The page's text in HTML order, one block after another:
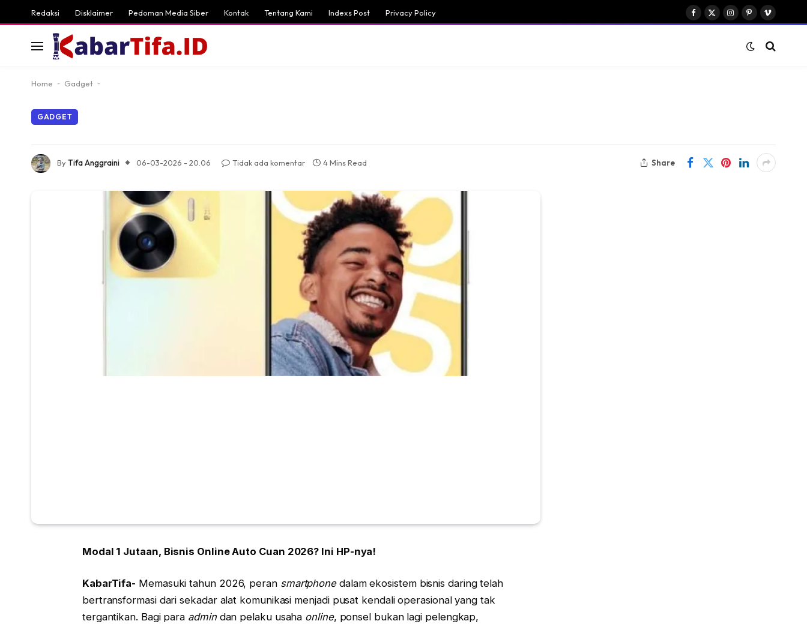
Redaksi Disklaimer Pedoman Media Siber Kontak Tentang Kami Indexs Post Privacy Policy
Facebook
X
Instagram
PinterestVimeo
Home - Gadget -
GADGET
ByTifa Anggraini 06-03-2026 - 20.06 Tidak ada komentar 4 Mins Read Share
Modal 1 Jutaan, Bisnis Online Auto Cuan 2026? Ini HP-nya!
KabarTifa- Memasuki tahun 2026, peran smartphonedalam ekosistem bisnis daring telah
bertransformasi dari sekadar alat komunikasi menjadi pusat kendali operasional yang tak
tergantikan. Bagi para admindan pelaku usaha online, ponsel bukan lagi pelengkap,